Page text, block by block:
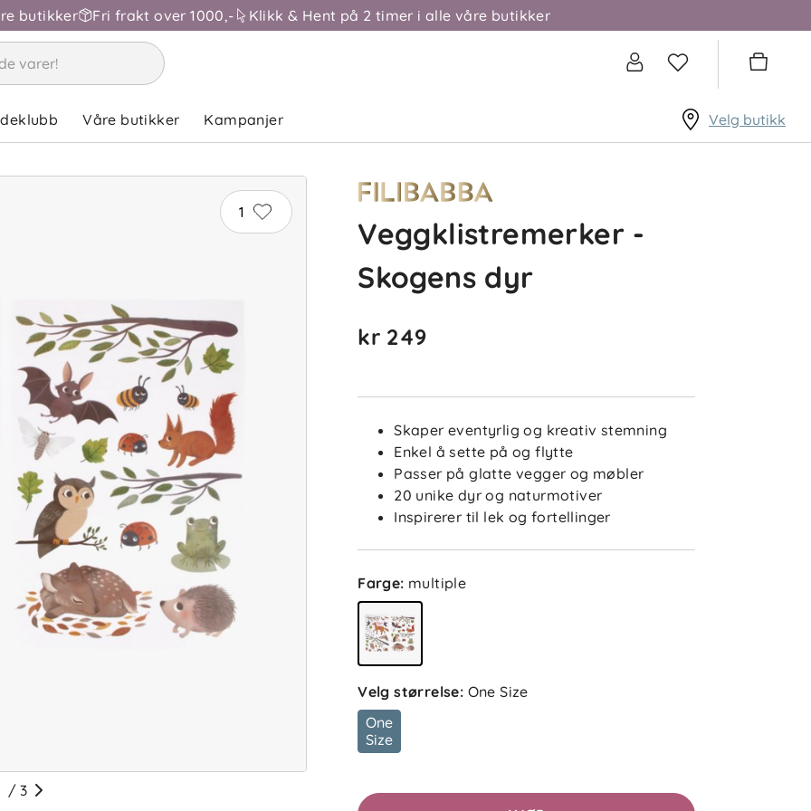
butikker Fri frakt over 1000,- Klikk & Hent på 2 timer i alle våre butikker
Våre butikker Kampanjer Velg butikk
1
/ 3
Veggklistremerker -
Skogens dyr
kr 249
Skaper eventyrlig og kreativ stemning
Enkel å sette på og flytte
Passer på glatte vegger og møbler
20 unike dyr og naturmotiver
Inspirerer til lek og fortellinger
Farge: multiple
Velg størrelse: One Size
One
Size